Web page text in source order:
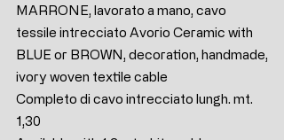
MARRONE, lavorato a mano, cavo
tessile intrecciato Avorio Ceramic with
BLUE or BROWN, decoration, handmade,
ivory woven textile cable
Completo di cavo intrecciato lungh. mt.
1,30